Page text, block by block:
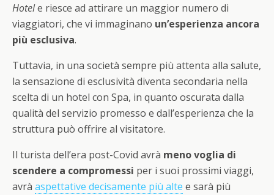
Hotele riesce ad attirare un maggior numero di
viaggiatori, che vi immaginano un’esperienza ancora
più esclusiva.
Tuttavia, in una società sempre più attenta alla salute,
la sensazione di esclusività diventa secondaria nella
scelta di un hotel con Spa, in quanto oscurata dalla
qualità del servizio promesso e dall’esperienza che la
struttura può offrire al visitatore.
Il turista dell’era post-Covid avrà meno voglia di
scendere a compromessi per i suoi prossimi viaggi,
avrà aspettative decisamente più alte e sarà più